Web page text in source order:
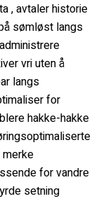
, avtaler historie
sømløst langs
vri uten å
langs
for
hakke-hakke
for vandre
setning